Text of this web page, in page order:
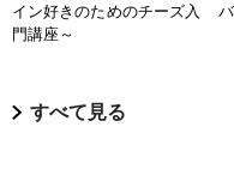
イン好きのためのチーズ入
門講座～
すべて見る